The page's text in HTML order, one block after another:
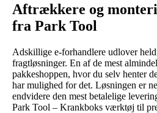
Aftrækkere og
fra Park Tool
Adskillige e-forhandlere udlover
fragtløsninger. En af de mest
pakkeshoppen, hvor du selv henter
har mulighed for det. Løsningen er
endvidere den mest betalelige
Park Tool – Krankboks værktøj til